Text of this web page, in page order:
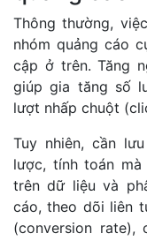
Thông thường,
nhóm quảng cáo
cập ở trên. Tăng
giúp gia tăng số
lượt nhấp chuột
Tuy nhiên, cần
lược, tính toán
trên dữ liệu và
cáo, theo dõi liên
(conversion